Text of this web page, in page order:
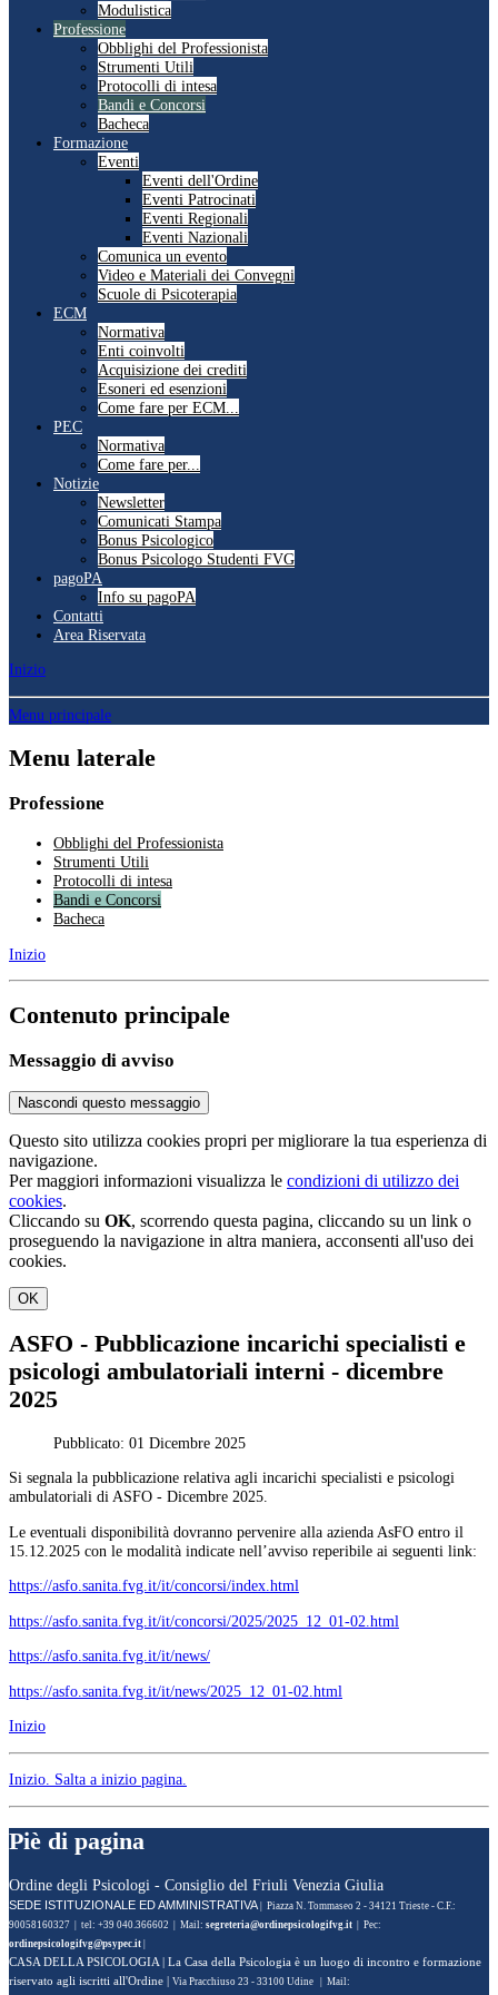
Modulistica
Professione
Obblighi del Professionista
Strumenti Utili
Protocolli di intesa
Bandi e Concorsi
Bacheca
Formazione
Eventi
Eventi dell'Ordine
Eventi Patrocinati
Eventi Regionali
Eventi Nazionali
Comunica un evento
Video e Materiali dei Convegni
Scuole di Psicoterapia
ECM
Normativa
Enti coinvolti
Acquisizione dei crediti
Esoneri ed esenzioni
Come fare per ECM...
PEC
Normativa
Come fare per...
Notizie
Newsletter
Comunicati Stampa
Bonus Psicologico
Bonus Psicologo Studenti FVG
pagoPA
Info su pagoPA
Contatti
Area Riservata
Inizio
Menu principale
Menu laterale
Professione
Obblighi del Professionista
Strumenti Utili
Protocolli di intesa
Bandi e Concorsi
Bacheca
Inizio
Contenuto principale
Messaggio di avviso
Nascondi questo messaggio
Questo sito utilizza cookies propri per migliorare la tua esperienza di
navigazione.
Per maggiori informazioni visualizza le condizioni di utilizzo dei
cookies.
Cliccando su OK, scorrendo questa pagina, cliccando su un link o
proseguendo la navigazione in altra maniera, acconsenti all'uso dei
cookies.
OK
ASFO - Pubblicazione incarichi specialisti e
psicologi ambulatoriali interni - dicembre
2025
Pubblicato: 01 Dicembre 2025
Si segnala la pubblicazione relativa agli incarichi specialisti e psicologi
ambulatoriali di ASFO - Dicembre 2025.
Le eventuali disponibilità dovranno pervenire alla azienda AsFO entro il
15.12.2025 con le modalità indicate nell’avviso reperibile ai seguenti link:
https://asfo.sanita.fvg.it/it/concorsi/index.html
https://asfo.sanita.fvg.it/it/concorsi/2025/2025_12_01-02.html
https://asfo.sanita.fvg.it/it/news/
https://asfo.sanita.fvg.it/it/news/2025_12_01-02.html
Inizio
Inizio. Salta a inizio pagina.
Piè di pagina
Ordine degli Psicologi - Consiglio del Friuli Venezia Giulia
SEDE ISTITUZIONALE ED AMMINISTRATIVA
| Piazza N. Tommaseo 2 - 34121 Trieste - C.F.:
90058160327 | tel: +39 040.366602 | Mail:
| Pec:
CASA DELLA PSICOLOGIA | La Casa della Psicologia è un luogo di incontro e formazione
riservato agli iscritti all'Ordine |
Via Pracchiuso 23 - 33100 Udine | Mail: